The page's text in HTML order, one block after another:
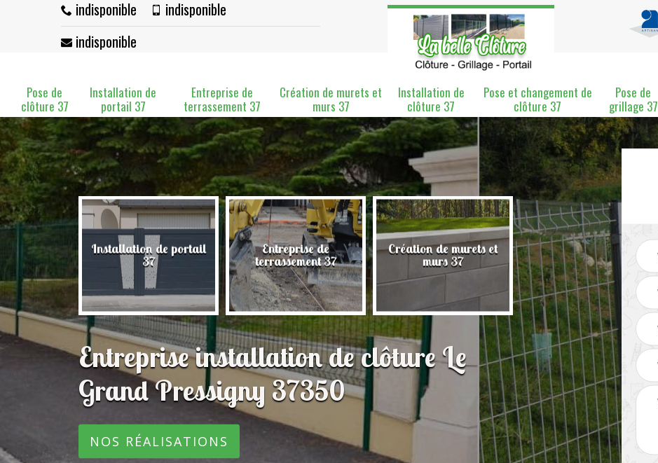
indisponible
indisponible
indisponible
Pose de
clôture 37
Installation de
portail 37
Entreprise de
terrassement 37
Création de murets et
murs 37
Installation de
clôture 37
Pose et changement de
clôture 37
Pose de
grillage 37
37 Installation de portail
37
Entreprise de
terrassement 37
Création de murets et
murs 37
Installation de clôture
37
Entreprise installation de clôture Le
Grand Pressigny 37350
NOS RÉALISATIONS